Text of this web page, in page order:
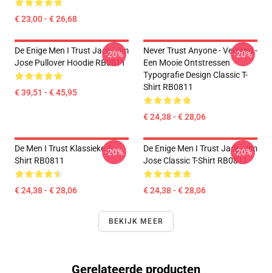
€ 23,00 - € 26,68
De Enige Men I Trust Jack. Jim
Jose Pullover Hoodie RB0811
€ 39,51 - € 45,95
-20%
Never Trust Anyone - Verraad -
Een Mooie Ontstressen
Typografie Design Classic T-
Shirt RB0811
€ 24,38 - € 28,06
-20%
De Men I Trust Klassieke T-
Shirt RB0811
€ 24,38 - € 28,06
-20%
De Enige Men I Trust Jack. Jim
Jose Classic T-Shirt RB0811
€ 24,38 - € 28,06
-20%
BEKIJK MEER
Gerelateerde producten